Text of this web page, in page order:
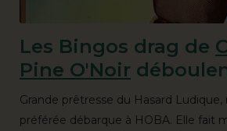
Les Bingos drag de
Pine O'Noir
Grande prêtresse du Hasard
préférée débarque à HOBA. Elle fait